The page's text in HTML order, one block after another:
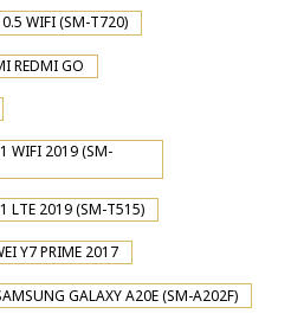
WIFI (SM-T720)
REDMI GO
WIFI 2019 (SM-
LTE 2019 (SM-T515)
Y7 PRIME 2017
GALAXY A20E (SM-A202F)